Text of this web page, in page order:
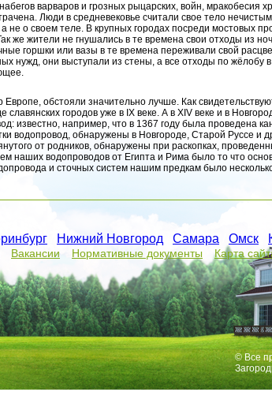
варваров и грозных рыцарских, войн, мракобесия
Люди в средневековье считали свое тело
о своем теле. В крупных городах посреди мостовых
же жители не гнушались в те времена свои отходы из
горшки или вазы в те времена переживали свой
нужд, они выступали из стены, а все отходы по жёлобу
обстояли значительно лучше. Как
славянских городов уже в IX веке. А в XIV веке и в
известно, например, что в 1367 году была проведена
водопровод, обнаружены в Новгороде, Старой Руссе и
от родников, обнаружены при раскопках,
наших водопроводов от Египта и Рима было то что
и сточных систем нашим предкам было
Нижний Новгород Самара Омск
Вакансии Нормативные документы Карта
© Все